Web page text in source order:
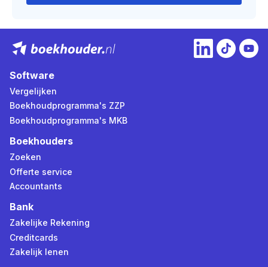
Software
Vergelijken
Boekhoudprogramma's ZZP
Boekhoudprogramma's MKB
Boekhouders
Zoeken
Offerte service
Accountants
Bank
Zakelijke Rekening
Creditcards
Zakelijk lenen